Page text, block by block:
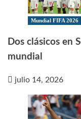
Mundial FIFA 2026
Dos clásicos en
mundial
julio 14, 2026